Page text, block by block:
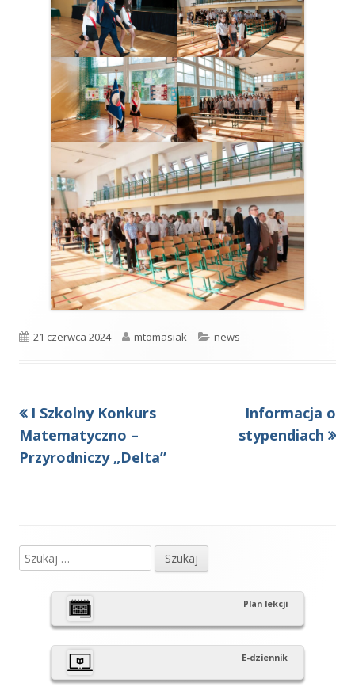
Opublikowano
21 czerwca 2024 Autor
mtomasiak Kategorie
news
Nawigacja
wpisu
Poprzedni
artykół
I Szkolny Konkurs
Matematyczno –
Przyrodniczy „Delta”
Następny
artykół:
Informacja o
stypendiach
Główny
panel
boczny
Szukaj:
Plan lekcji
E-dziennik